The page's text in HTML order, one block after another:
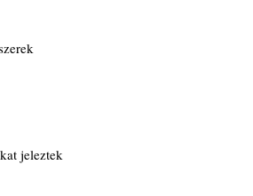
jeleztek